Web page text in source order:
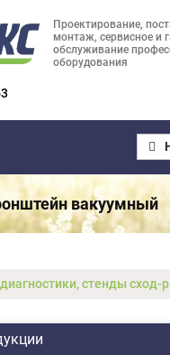
Проектирование,
монтаж, сервисное и
обслуживание
оборудования
вакуумный
стенды сход-